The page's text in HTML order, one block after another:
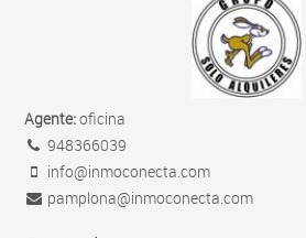
Agente:oficina
948366039
info@inmoconecta.com
pamplona@inmoconecta.com